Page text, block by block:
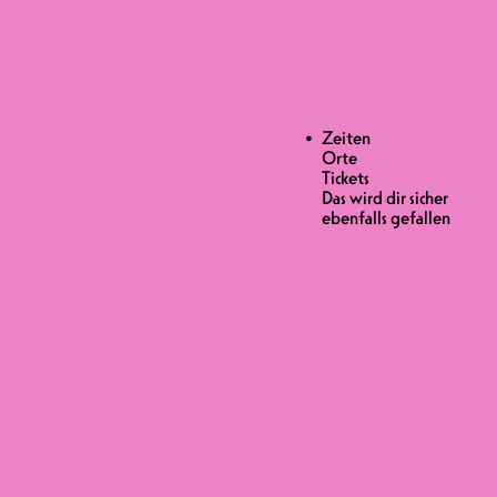
Zeiten
Orte
Tickets
Das wird dir sicher
ebenfalls gefallen
Intersektionalität auszutauschen?
jeglicher Art an der
intersektionalem Feminismus zu
von Queer-Personen und vieles
ist, dass du Lust hast zu